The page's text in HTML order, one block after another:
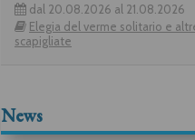
dal 20.08.2026 al 21.08.2026
Elegia del verme solitario e
scapigliate
News